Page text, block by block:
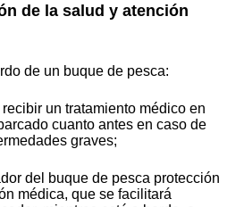
de la salud y atención
de un buque de pesca:
un tratamiento médico en
cuanto antes en caso de
graves;
del buque de pesca protección
médica, que se facilitará